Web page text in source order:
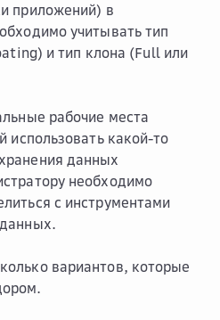
приложений) в
учитывать тип
и тип клона (Full или
рабочие места
использовать какой-то
данных
необходимо
с инструментами
вариантов, которые